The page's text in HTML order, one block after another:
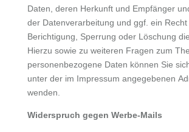
Daten, deren Herkunft und Empfänger
der Datenverarbeitung und ggf. ein Recht
Berichtigung, Sperrung oder Löschung
Hierzu sowie zu weiteren Fragen zum
personenbezogene Daten können Sie
unter der im Impressum angegebenen
wenden.
Widerspruch gegen Werbe-Mails